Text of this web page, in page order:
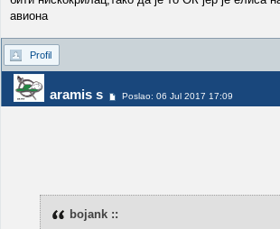
авиона
Profil
aramis s Poslao: 06 Jul 2017 17:09
bojank ::